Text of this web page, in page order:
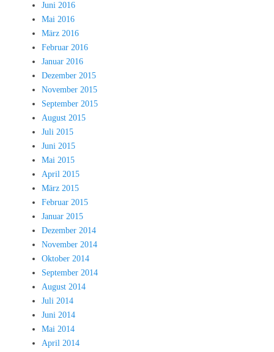
Juni 2016
Mai 2016
März 2016
Februar 2016
Januar 2016
Dezember 2015
November 2015
September 2015
August 2015
Juli 2015
Juni 2015
Mai 2015
April 2015
März 2015
Februar 2015
Januar 2015
Dezember 2014
November 2014
Oktober 2014
September 2014
August 2014
Juli 2014
Juni 2014
Mai 2014
April 2014